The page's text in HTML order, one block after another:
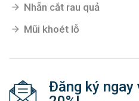
Nhẵn cắt rau quả
Mũi khoét lỗ
Đăng ký